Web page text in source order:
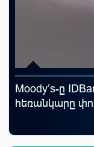
Moody’s-ը
հեռանկարը